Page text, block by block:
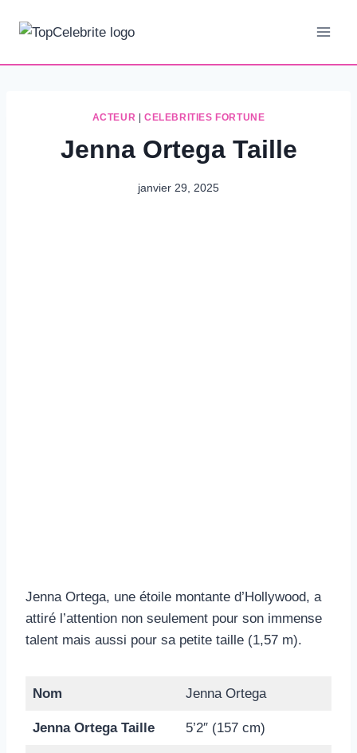
ACTEUR |CELEBRITIES FORTUNE
Jenna Ortega Taille
janvier 29, 2025
Jenna Ortega, une étoile montante d’Hollywood, a
attiré l’attention non seulement pour son immense
talent mais aussi pour sa petite taille (1,57 m).
Nom Jenna Ortega
Jenna Ortega Taille 5’2″ (157 cm)